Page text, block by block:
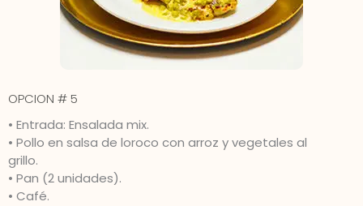
OPCION # 5
• Entrada: Ensalada mix.
• Pollo en salsa de loroco con arroz y vegetales al
grillo.
• Pan (2 unidades).
• Café.